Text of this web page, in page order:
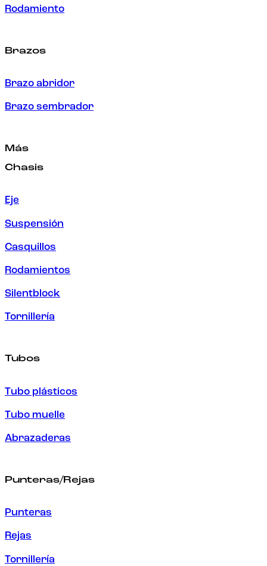
Rodamiento
Brazos
Brazo abridor
Brazo sembrador
Más
Chasis
Eje
Suspensión
Casquillos
Rodamientos
Silentblock
Tornillería
Tubos
Tubo plásticos
Tubo muelle
Abrazaderas
Punteras/Rejas
Punteras
Rejas
Tornillería